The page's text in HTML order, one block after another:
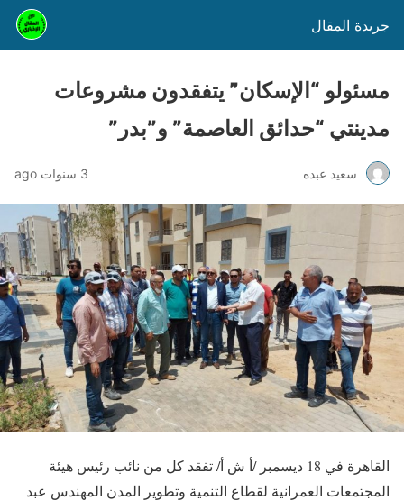
جريدة المقال
مسئولو “الإسكان” يتفقدون مشروعات
مدينتي “حدائق العاصمة” و”بدر”
سعيد عبده 3 سنوات ago
القاهرة في 18 ديسمبر /أ ش أ/ تفقد كل من نائب رئيس هيئة
المجتمعات العمرانية لقطاع التنمية وتطوير المدن المهندس عبد